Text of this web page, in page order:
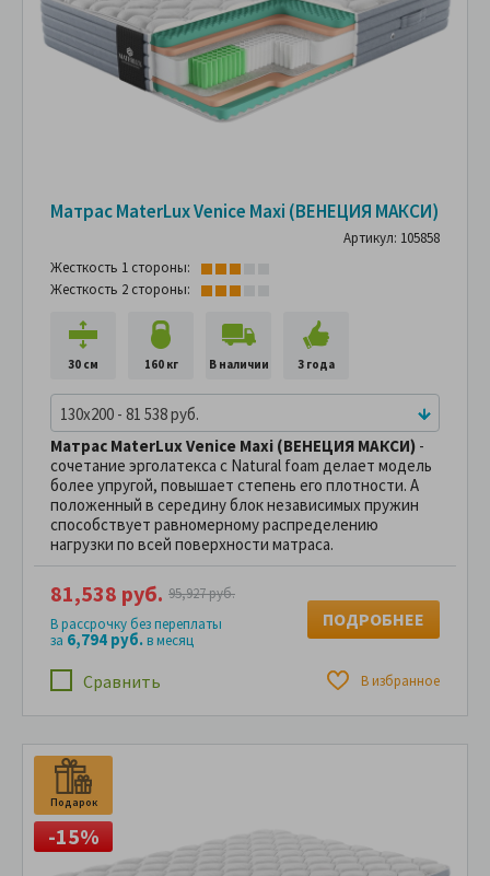
Матрас MaterLux Venice Maxi (ВЕНЕЦИЯ МАКСИ)
Артикул: 105858
Жесткость 1 стороны:
Жесткость 2 стороны:
30 см 160 кг В наличии 3 года
130x200 - 81 538 руб.
Матрас MaterLux Venice Maxi (ВЕНЕЦИЯ МАКСИ) -
сочетание эрголатекса с Natural foаm делает модель
более упругой, повышает степень его плотности. А
положенный в середину блок независимых пружин
способствует равномерному распределению
нагрузки по всей поверхности матраса.
Сравнить В избранное
81,538 руб. 95,927 руб.
В рассрочку без переплаты
за 6,794 руб.в месяц
ПОДРОБНЕЕ
Подарок
-15%